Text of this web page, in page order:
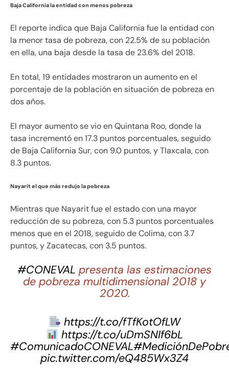
Baja California la entidad con menos pobreza
El reporte indica que Baja California fue la entidad con
la menor tasa de pobreza, con 22.5% de su población
en ella, una baja desde la tasa de 23.6% del 2018.
En total, 19 entidades mostraron un aumento en el
porcentaje de la población en situación de pobreza en
dos años.
El mayor aumento se vio en Quintana Roo, donde la
tasa incrementó en 17.3 puntos porcentuales, seguido
de Baja California Sur, con 9.0 puntos, y Tlaxcala, con
8.3 puntos.
Nayarit el que más redujo la pobreza
Mientras que Nayarit fue el estado con una mayor
reducción de su pobreza, con 5.3 puntos porcentuales
menos que en el 2018, seguido de Colima, con 3.7
puntos, y Zacatecas, con 3.5 puntos.
#CONEVAL presenta las estimaciones
de pobreza multidimensional 2018 y
2020.
https://t.co/fTfKotOfLW
https://t.co/uDmSNIf6bL
#ComunicadoCONEVAL
pic.twitter.com/eQ485Wx3Z4